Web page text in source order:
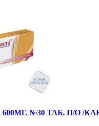
№30 ТАБ. П/О /